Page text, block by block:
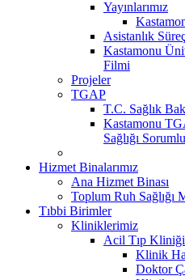
Yayınlarımız
Asistanlık
Kastamonu
Filmi
Projeler
TGAP
T.C. Sağlık
Kastamonu
Sağlığı
Hizmet Binalarımız
Ana Hizmet Binası
Toplum Ruh Sağlığı
Tıbbi Birimler
Kliniklerimiz
Acil Tıp
Klinik
Doktor